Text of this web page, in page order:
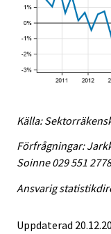
Källa:
Förfrågningar:
Soinne 029 551
Ansvarig
Uppdaterad